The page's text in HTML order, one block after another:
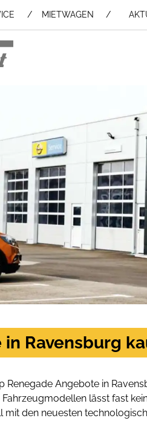
MIETWAGEN /
in Ravensburg
Renegade Angebote in
lässt fast
mit den neuesten